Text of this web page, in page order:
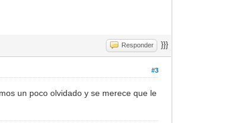
Responder }}}
#3
un poco olvidado y se merece que le